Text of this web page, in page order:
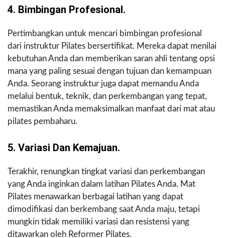
4. Bimbingan Profesional.
Pertimbangkan untuk mencari bimbingan profesional
dari instruktur Pilates bersertifikat. Mereka dapat menilai
kebutuhan Anda dan memberikan saran ahli tentang opsi
mana yang paling sesuai dengan tujuan dan kemampuan
Anda. Seorang instruktur juga dapat memandu Anda
melalui bentuk, teknik, dan perkembangan yang tepat,
memastikan Anda memaksimalkan manfaat dari mat atau
pilates pembaharu.
5. Variasi Dan Kemajuan.
Terakhir, renungkan tingkat variasi dan perkembangan
yang Anda inginkan dalam latihan Pilates Anda. Mat
Pilates menawarkan berbagai latihan yang dapat
dimodifikasi dan berkembang saat Anda maju, tetapi
mungkin tidak memiliki variasi dan resistensi yang
ditawarkan oleh Reformer Pilates.